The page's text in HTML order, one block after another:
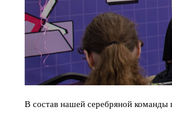
В состав нашей серебряной команды